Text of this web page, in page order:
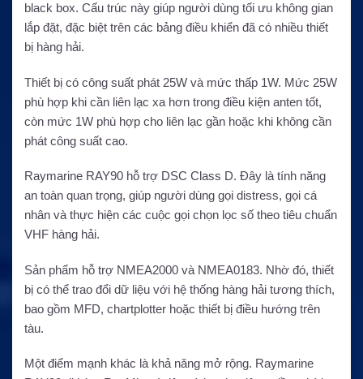
black box. Cấu trúc này giúp người dùng tối ưu không gian
lắp đặt, đặc biệt trên các bảng điều khiển đã có nhiều thiết
bị hàng hải.
Thiết bị có công suất phát 25W và mức thấp 1W. Mức 25W
phù hợp khi cần liên lạc xa hơn trong điều kiện anten tốt,
còn mức 1W phù hợp cho liên lạc gần hoặc khi không cần
phát công suất cao.
Raymarine RAY90 hỗ trợ DSC Class D. Đây là tính năng
an toàn quan trọng, giúp người dùng gọi distress, gọi cá
nhân và thực hiện các cuộc gọi chọn lọc số theo tiêu chuẩn
VHF hàng hải.
Sản phẩm hỗ trợ NMEA2000 và NMEA0183. Nhờ đó, thiết
bị có thể trao đổi dữ liệu với hệ thống hàng hải tương thích,
bao gồm MFD, chartplotter hoặc thiết bị điều hướng trên
tàu.
Một điểm mạnh khác là khả năng mở rộng. Raymarine